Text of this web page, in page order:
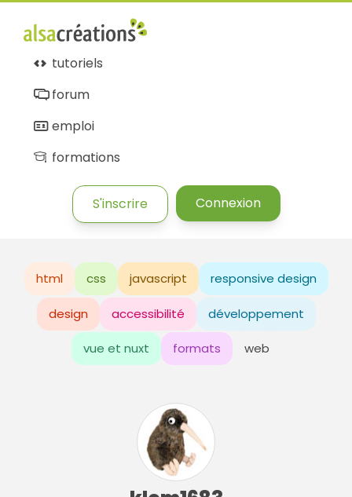
tutoriels
forum
emploi
formations
S'inscrire Connexion
html css javascript responsive design
design accessibilité développement
vue et nuxt formats web